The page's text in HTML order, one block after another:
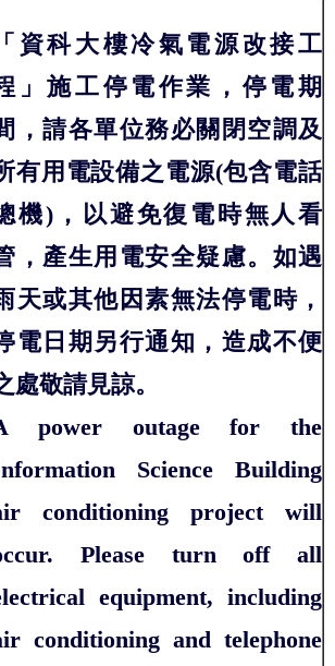
「資科大樓冷氣電源改接工
」施工停電作業，停電期
，請各單位務必關閉空調及
有用電設備之電源(包含電話
機)，以避免復電時無人看
，產生用電安全疑慮。如遇
天或其他因素無法停電時，
電日期另行通知，造成不便
處敬請見諒。
power outage for the
Science Building
conditioning project will
Please turn off all
equipment, including
conditioning and telephone